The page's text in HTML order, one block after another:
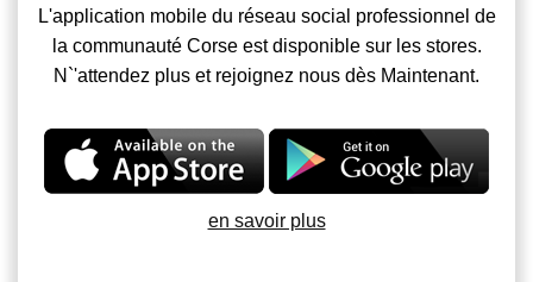
L'application mobile du réseau social professionnel de
la communauté Corse est disponible sur les stores.
N`'attendez plus et rejoignez nous dès Maintenant.
en savoir plus